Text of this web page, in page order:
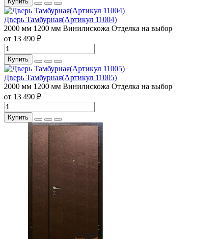
Дверь Тамбурная(Артикул 11004)
2000 мм 1200 мм Винилискожа Отделка на выбор
от 13 490 ₽
Купить
Дверь Тамбурная(Артикул 11005)
2000 мм 1200 мм Винилискожа Отделка на выбор
от 13 490 ₽
Купить